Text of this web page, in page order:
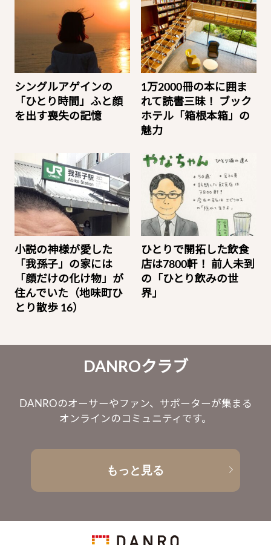
シングルアゲインの
「ひとり時間」ふと顔
を出す喪失の記憶
1万2000冊の本に囲ま
れて読書三昧！ ブック
ホテル「箱根本箱」の
魅力
小説の神様が愛した
「我孫子」の家には
「顔だけの化け物」が
住んでいた（地味町ひ
とり散歩 16）
ひとりで開拓した飲食
店は7800軒！ 前人未到
の「ひとり飲みの世
界」
DANROクラブ
DANROのオーサーやファン、サポーターが集まる
オンラインのコミュニティです。
もっと見る